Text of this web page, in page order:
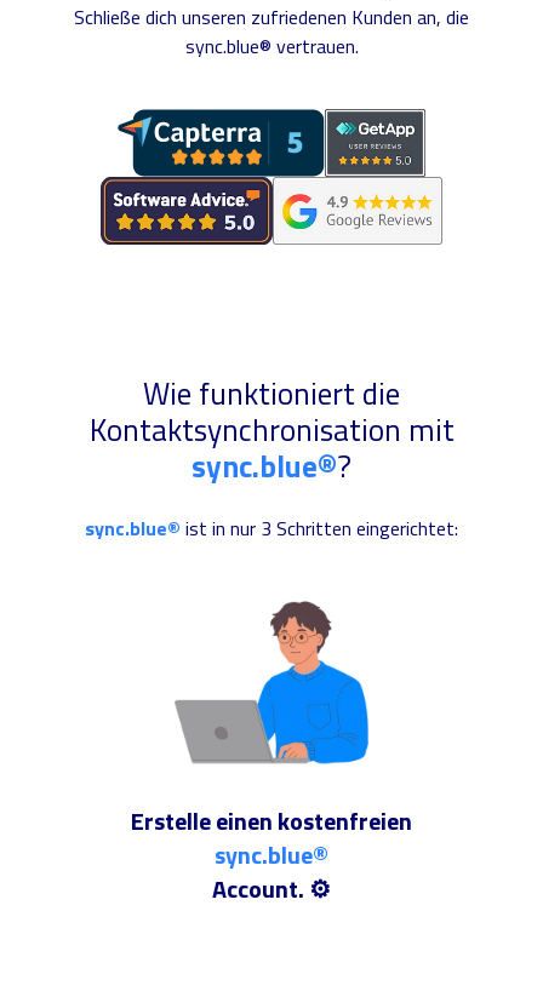
Schließe dich unseren zufriedenen Kunden an, die
sync.blue® vertrauen.
Wie funktioniert die
Kontaktsynchronisation mit
sync.blue®?
sync.blue® ist in nur 3 Schritten eingerichtet:
Erstelle einen kostenfreien
sync.blue®
Account. ⚙️